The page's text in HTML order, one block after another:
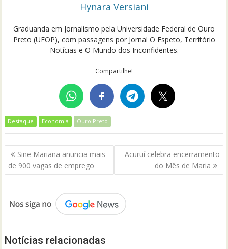
Hynara Versiani
Graduanda em Jornalismo pela Universidade Federal de Ouro
Preto (UFOP), com passagens por Jornal O Espeto, Território
Notícias e O Mundo dos Inconfidentes.
Compartilhe!
Destaque Economia Ouro Preto
Navegação
de
Post
Sine Mariana anuncia mais
de 900 vagas de emprego
Acuruí celebra encerramento
do Mês de Maria
Notícias relacionadas